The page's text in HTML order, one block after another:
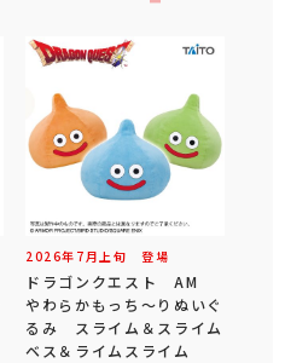
2026年 7 月 上旬 登場
ドラゴンクエスト AM
やわらかもっち～りぬいぐ
るみ スライム＆スライム
ベス＆ライムスライム